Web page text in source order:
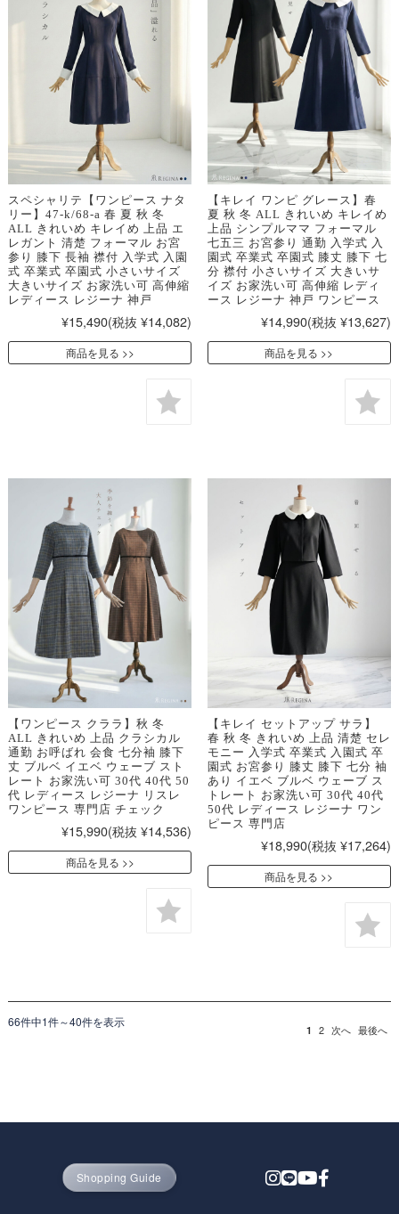
スペシャリテ【ワンピース ナタ
リー】47-k/68-a 春 夏 秋 冬
ALL きれいめ キレイめ 上品 エ
レガント 清楚 フォーマル お宮
参り 膝下 長袖 襟付 入学式 入園
式 卒業式 卒園式 小さいサイズ
大きいサイズ お家洗い可 高伸縮
レディース レジーナ 神戸
¥15,490(税抜 ¥14,082)
商品を見る
【キレイ ワンピ グレース】春
夏 秋 冬 ALL きれいめ キレイめ
上品 シンプルママ フォーマル
七五三 お宮参り 通勤 入学式 入
園式 卒業式 卒園式 膝丈 膝下 七
分 襟付 小さいサイズ 大きいサ
イズ お家洗い可 高伸縮 レディ
ース レジーナ 神戸 ワンピース
¥14,990(税抜 ¥13,627)
商品を見る
【ワンピース クララ】秋 冬
ALL きれいめ 上品 クラシカル
通勤 お呼ばれ 会食 七分袖 膝下
丈 ブルベ イエベ ウェーブ スト
レート お家洗い可 30代 40代 50
代 レディース レジーナ リスレ
ワンピース 専門店 チェック
¥15,990(税抜 ¥14,536)
商品を見る
【キレイ セットアップ サラ】
春 秋 冬 きれいめ 上品 清楚 セレ
モニー 入学式 卒業式 入園式 卒
園式 お宮参り 膝丈 膝下 七分 袖
あり イエベ ブルベ ウェーブ ス
トレート お家洗い可 30代 40代
50代 レディース レジーナ ワン
ピース 専門店
¥18,990(税抜 ¥17,264)
商品を見る
66件中1件～40件を表示
1 2 次へ 最後へ
Shopping Guide